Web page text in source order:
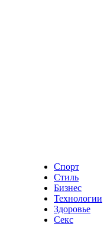
Спорт
Стиль
Бизнес
Технологии
Здоровье
Секс